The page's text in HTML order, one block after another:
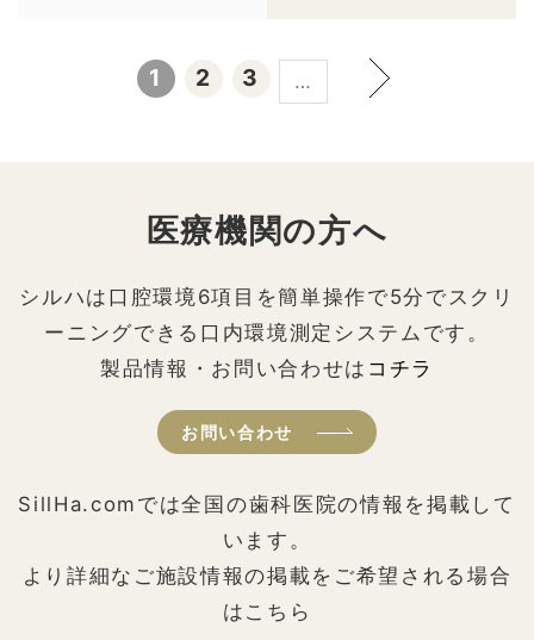
1 2 3 …
医療機関の方へ
シルハは口腔環境6項目を簡単操作で5分でスクリ
ーニングできる口内環境測定システムです。
製品情報・お問い合わせは コチラ
お問い合わせ
SillHa.comでは全国の歯科医院の情報を掲載して
います。
より詳細なご施設情報の掲載をご希望される場合
はこちら